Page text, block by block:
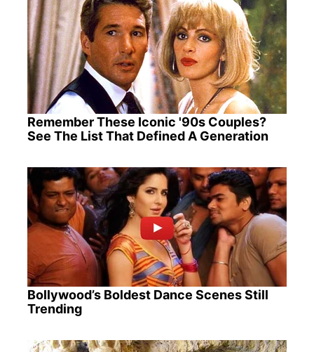
Remember These Iconic '90s Couples?
See The List That Defined A Generation
Bollywood’s Boldest Dance Scenes Still
Trending